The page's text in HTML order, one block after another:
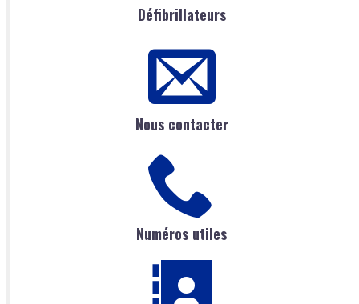
Défibrillateurs
Nous contacter
Numéros utiles